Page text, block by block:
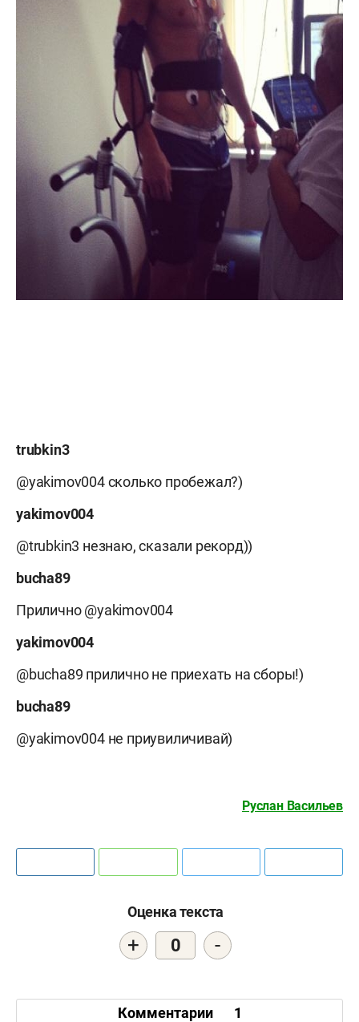
trubkin3
@yakimov004 сколько пробежал?)
yakimov004
@trubkin3 незнаю, сказали рекорд))
bucha89
Прилично @yakimov004
yakimov004
@bucha89 прилично не приехать на сборы!)
bucha89
@yakimov004 не приувиличивай)
Руслан Васильев
Оценка текста
+ 0 -
Комментарии 1